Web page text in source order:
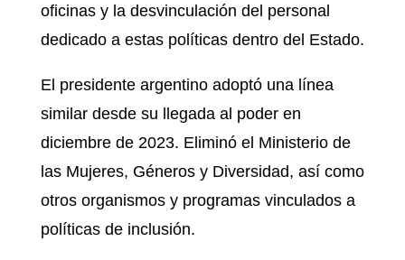
oficinas y la desvinculación del personal
dedicado a estas políticas dentro del Estado.
El presidente argentino adoptó una línea
similar desde su llegada al poder en
diciembre de 2023. Eliminó el Ministerio de
las Mujeres, Géneros y Diversidad, así como
otros organismos y programas vinculados a
políticas de inclusión.